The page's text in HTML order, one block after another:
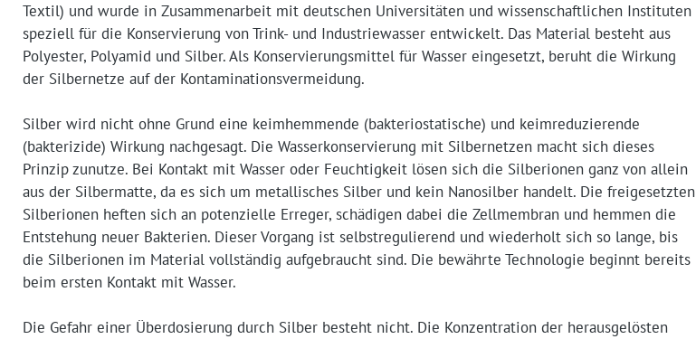
Textil) und wurde in Zusammenarbeit mit deutschen Universitäten und wissenschaftlichen Instituten
speziell für die Konservierung von Trink- und Industriewasser entwickelt. Das Material besteht aus
Polyester, Polyamid und Silber. Als Konservierungsmittel für Wasser eingesetzt, beruht die Wirkung
der Silbernetze auf der Kontaminationsvermeidung.
Silber wird nicht ohne Grund eine keimhemmende (bakteriostatische) und keimreduzierende
(bakterizide) Wirkung nachgesagt. Die Wasserkonservierung mit Silbernetzen macht sich dieses
Prinzip zunutze. Bei Kontakt mit Wasser oder Feuchtigkeit lösen sich die Silberionen ganz von allein
aus der Silbermatte, da es sich um metallisches Silber und kein Nanosilber handelt. Die freigesetzten
Silberionen heften sich an potenzielle Erreger, schädigen dabei die Zellmembran und hemmen die
Entstehung neuer Bakterien. Dieser Vorgang ist selbstregulierend und wiederholt sich so lange, bis
die Silberionen im Material vollständig aufgebraucht sind. Die bewährte Technologie beginnt bereits
beim ersten Kontakt mit Wasser.
Die Gefahr einer Überdosierung durch Silber besteht nicht. Die Konzentration der herausgelösten